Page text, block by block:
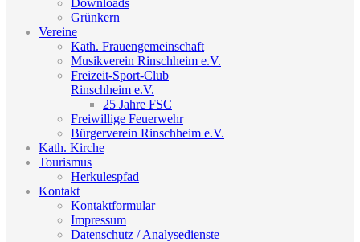
Downloads
Grünkern
Vereine
Kath. Frauengemeinschaft
Musikverein Rinschheim e.V.
Freizeit-Sport-Club
Rinschheim e.V.
25 Jahre FSC
Freiwillige Feuerwehr
Bürgerverein Rinschheim e.V.
Kath. Kirche
Tourismus
Herkulespfad
Kontakt
Kontaktformular
Impressum
Datenschutz / Analysedienste